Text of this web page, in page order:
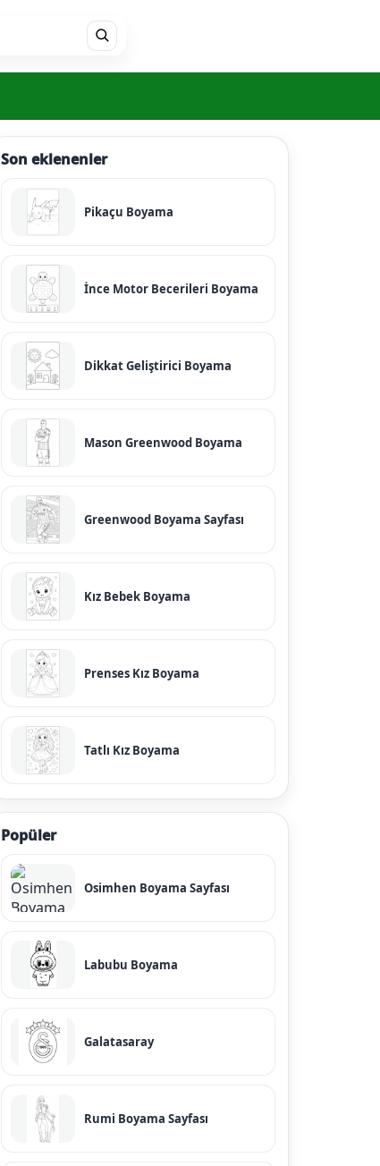
Son eklenenler
Pikaçu Boyama
İnce Motor Becerileri Boyama
Dikkat Geliştirici Boyama
Mason Greenwood Boyama
Greenwood Boyama Sayfası
Kız Bebek Boyama
Prenses Kız Boyama
Tatlı Kız Boyama
Popüler
Osimhen Boyama Sayfası
Labubu Boyama
Galatasaray
Rumi Boyama Sayfası